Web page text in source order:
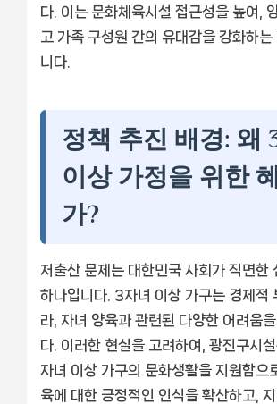
다. 이는 문화체육시설 접근성을 높여,
고 가족 구성원 간의 유대감을 강화하
니다.
정책 추진 배경: 왜
이상 가정을 위한
가?
저출산 문제는 대한민국 사회가 직면한
하나입니다. 3자녀 이상 가구는 경제적
라, 자녀 양육과 관련된 다양한 어려움
다. 이러한 현실을 고려하여, 광진구시
자녀 이상 가구의 문화생활을 지원함으
육에 대한 긍정적인 인식을 확산하고,